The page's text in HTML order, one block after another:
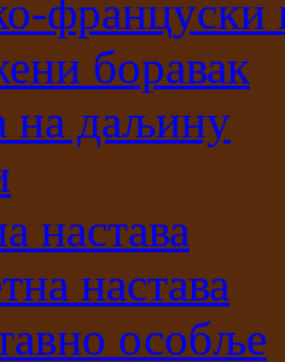
француски
боравак
на даљину
настава
настава
особље